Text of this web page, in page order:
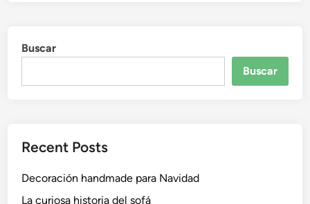
Buscar
Buscar
Recent Posts
Decoración handmade para Navidad
La curiosa historia del sofá